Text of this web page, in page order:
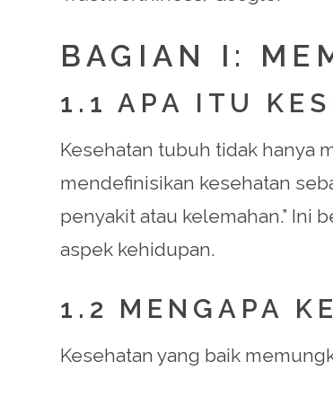
BAGIAN I:
1.1 APA ITU
Kesehatan tubuh tidak hanya
mendefinisikan kesehatan
penyakit atau kelemahan.” Ini
aspek kehidupan.
1.2 MENGAPA
Kesehatan yang baik